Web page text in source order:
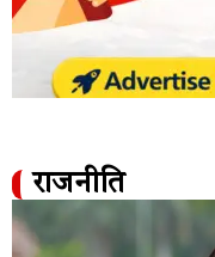
राजनीति